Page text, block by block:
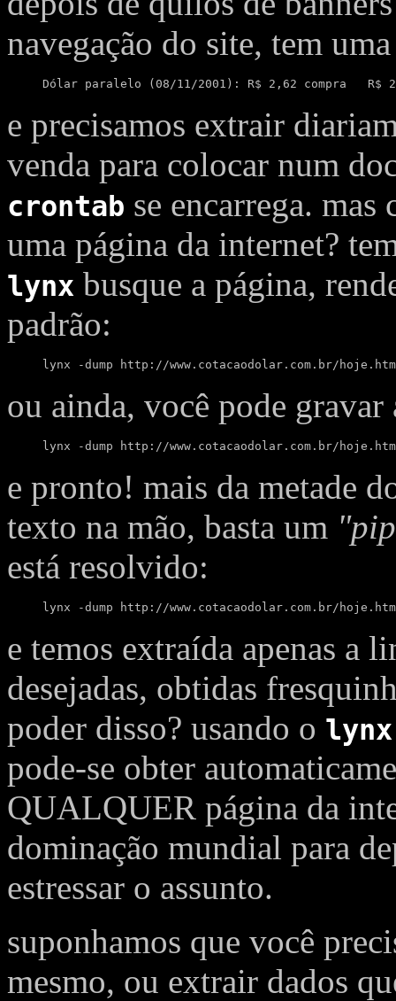
navegação do site, tem
Dólar paralelo (08/11/2001): R$ 2,62 compra   R$
e precisamos extrair
venda para colocar num
crontab se encarrega.
uma página da internet?
lynx busque a página,
padrão:
lynx -dump http://www.cotacaodolar.com.br/
ou ainda, você pode
lynx -dump http://www.cotacaodolar.com.br/
e pronto! mais da metade
texto na mão, basta um
está resolvido:
lynx -dump http://www.cotacaodolar.com.br/
e temos extraída apenas a
desejadas, obtidas
poder disso? usando o lynx
pode-se obter
QUALQUER página da
dominação mundial para
estressar o assunto.
suponhamos que você
mesmo, ou extrair dados